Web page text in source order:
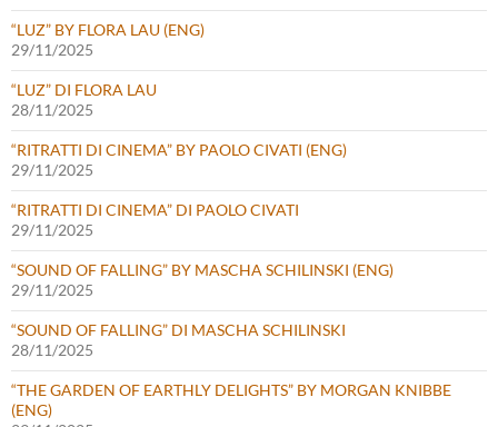
“LUZ” BY FLORA LAU (ENG)
29/11/2025
“LUZ” DI FLORA LAU
28/11/2025
“RITRATTI DI CINEMA” BY PAOLO CIVATI (ENG)
29/11/2025
“RITRATTI DI CINEMA” DI PAOLO CIVATI
29/11/2025
“SOUND OF FALLING” BY MASCHA SCHILINSKI (ENG)
29/11/2025
“SOUND OF FALLING” DI MASCHA SCHILINSKI
28/11/2025
“THE GARDEN OF EARTHLY DELIGHTS” BY MORGAN KNIBBE
(ENG)